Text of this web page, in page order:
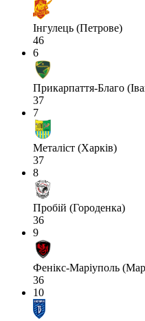
Інгулець (Петрове)
46
6
Прикарпаття-Благо
37
7
Металіст (Харків)
37
8
Пробій (Городенка)
36
9
Фенікс-Маріуполь
36
10